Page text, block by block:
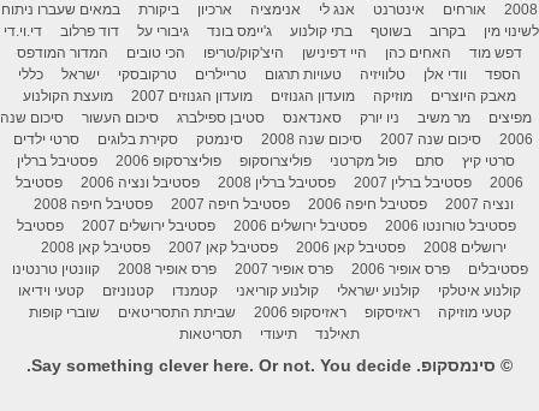
2008
אורחים אינטרנט אנג לי אנימציה ארכיון ביקורת
במאים שעברו ניתוח
לשינוי מין
בקרוב בשוטף בתי קולנוע ג'יימס בונד גיבורי על דוד פרלוב
די.וי.די
דפש מוד
האחים כהן היי דפינישן היצ'קוק/טריפו הכי טובים
המדור המודפס
הספד
וודי אלן טלוויזיה טעויות תרגום טריילרים טרקובסקי ישראל
כללי
מאבק היוצרים
מוזיקה מועדון הגנוזים מועדון הגנוזים 2007
מועצת הקולנוע
מפיצים
מר משיב ניו יורק סאנדאנס סטיבן ספילברג סיכום העשור
סיכום שנה
2006
סיכום שנה 2007 סיכום שנה 2008 סינמטק סקירת בלוגים
סרטי ילדים
סרטי קיץ
סתם פול מקרטני פוליצרוסקופ פוליצרסקופ 2006
פסטיבל ברלין
2006
פסטיבל ברלין 2007 פסטיבל ברלין 2008 פסטיבל ונציה 2006
פסטיבל
ונציה 2007
פסטיבל חיפה 2006 פסטיבל חיפה 2007
פסטיבל חיפה 2008
פסטיבל טורונטו 2006
פסטיבל ירושלים 2006 פסטיבל ירושלים 2007
פסטיבל
ירושלים 2008
פסטיבל קאן 2006 פסטיבל קאן 2007
פסטיבל קאן 2008
פסטיבלים
פרס אופיר 2006 פרס אופיר 2007 פרס אופיר 2008
קוונטין טרנטינו
קולנוע איטלקי
קולנוע ישראלי קולנוע קוריאני קטמנדו קטנוניזם
קטעי וידיאו
קטעי מוזיקה
ראזיסקופ ראזיסקופ 2006 שביתת התסריטאים
שוברי קופות
תאילנד
תיעודי תסריטאות
© סינמסקופ. Say something clever here. Or not. You decide.